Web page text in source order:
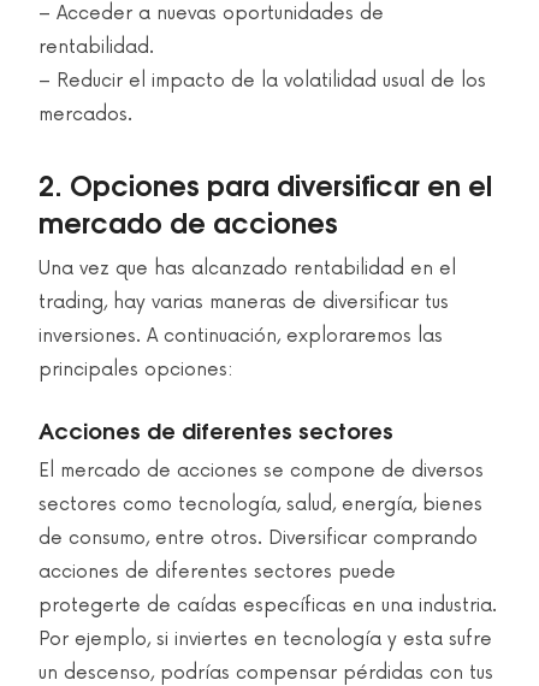
– Acceder a nuevas oportunidades de
rentabilidad.
– Reducir el impacto de la volatilidad usual de los
mercados.
2. Opciones para diversificar en el
mercado de acciones
Una vez que has alcanzado rentabilidad en el
trading, hay varias maneras de diversificar tus
inversiones. A continuación, exploraremos las
principales opciones:
Acciones de diferentes sectores
El mercado de acciones se compone de diversos
sectores como tecnología, salud, energía, bienes
de consumo, entre otros. Diversificar comprando
acciones de diferentes sectores puede
protegerte de caídas específicas en una industria.
Por ejemplo, si inviertes en tecnología y esta sufre
un descenso, podrías compensar pérdidas con tus